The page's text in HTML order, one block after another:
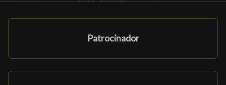
Patrocinador